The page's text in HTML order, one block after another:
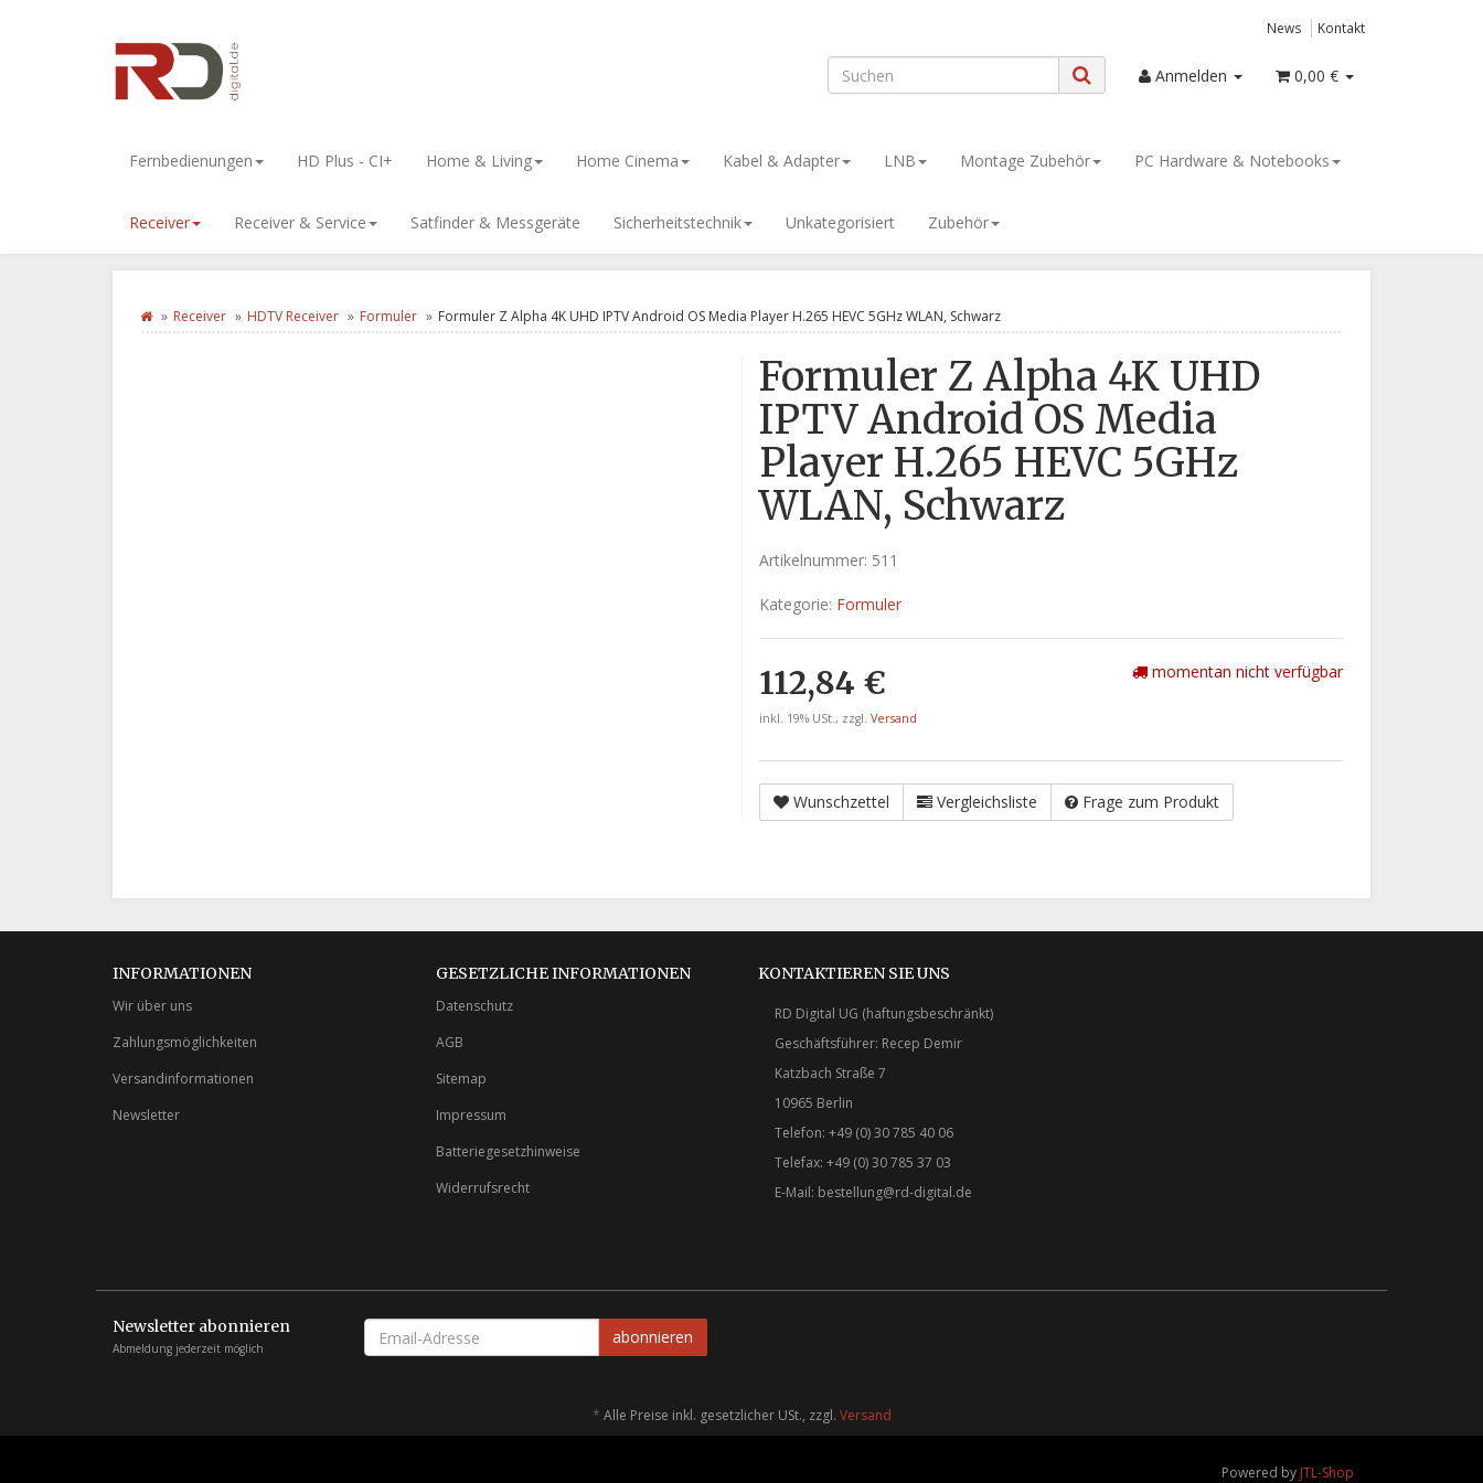
News Kontakt
Anmelden 0,00 €
Fernbedienungen HD Plus - CI+ Home & Living Home Cinema Kabel & Adapter LNB Montage Zubehör PC Hardware & Notebooks
Receiver Receiver & Service Satfinder & Messgeräte Sicherheitstechnik Unkategorisiert Zubehör
Receiver HDTV Receiver Formuler Formuler Z Alpha 4K UHD IPTV Android OS Media Player H.265 HEVC 5GHz WLAN, Schwarz
Formuler Z Alpha 4K UHD
IPTV Android OS Media
Player H.265 HEVC 5GHz
WLAN, Schwarz
Artikelnummer: 511
Kategorie: Formuler
112,84 €
inkl. 19% USt., zzgl. Versand
momentan nicht verfügbar
Wunschzettel Vergleichsliste Frage zum Produkt
INFORMATIONEN
Wir über uns
Zahlungsmöglichkeiten
Versandinformationen
Newsletter
GESETZLICHE INFORMATIONEN
Datenschutz
AGB
Sitemap
Impressum
Batteriegesetzhinweise
Widerrufsrecht
KONTAKTIEREN SIE UNS
RD Digital UG (haftungsbeschränkt)
Geschäftsführer: Recep Demir
Katzbach Straße 7
10965 Berlin
Telefon: +49 (0) 30 785 40 06
Telefax: +49 (0) 30 785 37 03
E-Mail: bestellung@rd-digital.de
Newsletter abonnieren
Abmeldung jederzeit möglich
EMAIL-
ADRESSE
abonnieren
* Alle Preise inkl. gesetzlicher USt., zzgl. Versand
Powered by JTL-Shop